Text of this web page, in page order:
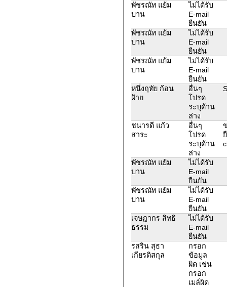
พัชรณัท แย้ม
บาน
ไม่ได้รับ
E-mail
ยืนยัน
พัชรณัท แย้ม
บาน
ไม่ได้รับ
E-mail
ยืนยัน
พัชรณัท แย้ม
บาน
ไม่ได้รับ
E-mail
ยืนยัน
หนึ่งฤทัย ก้อน
ฝ้าย
อื่นๆ
โปรด
ระบุด้าน
ล่าง
ชนารดี แก้ว
สาระ
อื่นๆ
โปรด
ระบุด้าน
ล่าง
พัชรณัท แย้ม
บาน
ไม่ได้รับ
E-mail
ยืนยัน
พัชรณัท แย้ม
บาน
ไม่ได้รับ
E-mail
ยืนยัน
เจษฎากร สิทธิ
ธรรม
ไม่ได้รับ
E-mail
ยืนยัน
รสริน สุธา
เกียรติสกุล
กรอก
ข้อมูล
ผิด เช่น
กรอก
เมล์ผิด